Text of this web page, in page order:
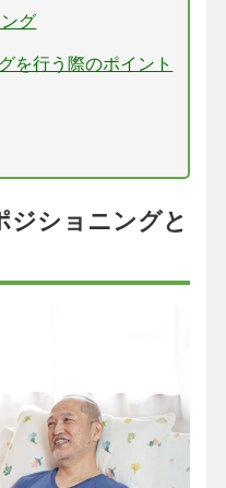
グ
を行う際のポイント
ジショニングと